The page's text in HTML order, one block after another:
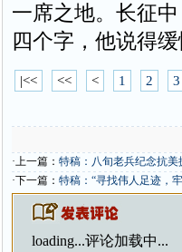
一席之地。长征
四个字，他说得
|<< << < 1 2 3
·上一篇： 特稿：八旬老兵纪念抗美
·下一篇： 特稿：“寻找伟人足迹，
loading...评论加载中...